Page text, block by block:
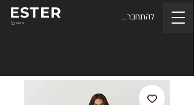
ESTER
סל הקניות
להתחברות